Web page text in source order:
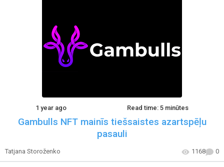
1 year ago Read time: 5 minūtes
Gambulls NFT mainīs tiešsaistes azartspēļu
pasauli
Tatjana Storoženko 1168 0